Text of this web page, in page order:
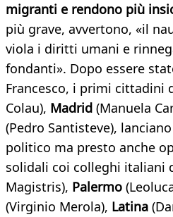
migranti e rendono più
più grave, avvertono, «il
viola i diritti umani e
fondanti». Dopo essere
Francesco, i primi cittadini
Colau), Madrid (Manuela
(Pedro Santisteve),
politico ma presto anche
solidali coi colleghi italiani
Magistris), Palermo
(Virginio Merola), Latina